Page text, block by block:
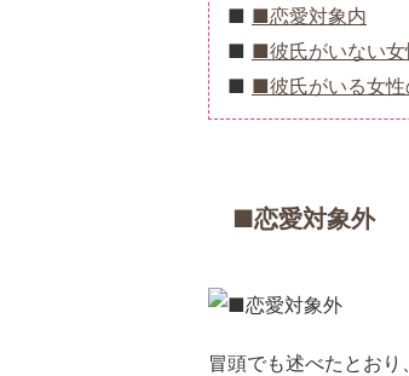
■恋愛対象内
■彼氏がいない
■彼氏がいる女性
■恋愛対象外
冒頭でも述べたとお